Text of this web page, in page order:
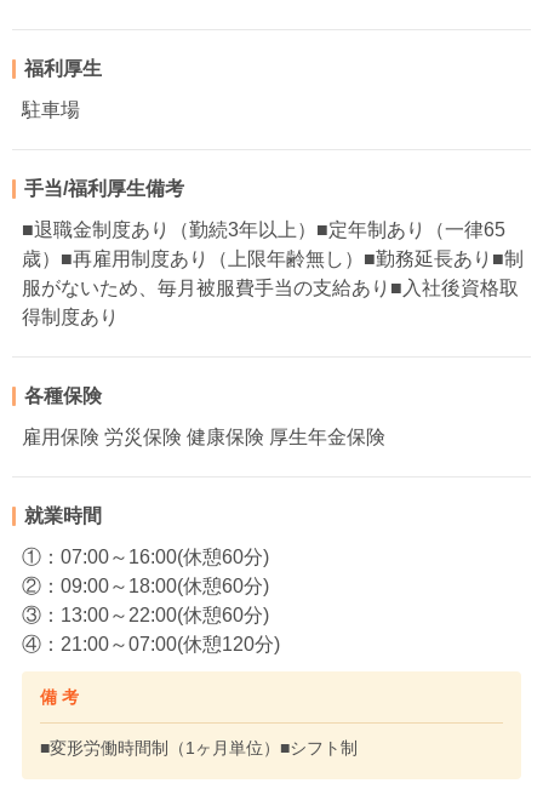
福利厚生
駐車場
手当/福利厚生備考
■退職金制度あり（勤続3年以上）■定年制あり（一律65
歳）■再雇用制度あり（上限年齢無し）■勤務延長あり■制
服がないため、毎月被服費手当の支給あり■入社後資格取
得制度あり
各種保険
雇用保険 労災保険 健康保険 厚生年金保険
就業時間
①：07:00～16:00(休憩60分)
②：09:00～18:00(休憩60分)
③：13:00～22:00(休憩60分)
④：21:00～07:00(休憩120分)
備 考
■変形労働時間制（1ヶ月単位）■シフト制